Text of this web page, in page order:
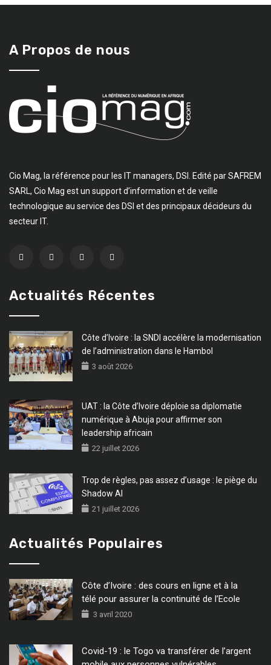
A Propos de nous
Cio Mag, la référence pour les IT managers, DSI. Edité par SAFREM
SARL, Cio Mag est un support d’information et de veille
technologique au service des DSI et des principaux décideurs du
secteur IT.
Actualités Récentes
Côte d’Ivoire : la SNDI accélère la modernisation
de l’administration dans le Hambol
3 août 2026
UAT : la Côte d’Ivoire déploie sa diplomatie
numérique à Abuja pour affirmer son
leadership africain
22 juillet 2026
Trop de règles, pas assez d’usage : le piège du
Shadow AI
21 juillet 2026
Actualités Populaires
Côte d’Ivoire : des cours en ligne et à la
télé pour assurer la continuité de l’Ecole
3 avril 2020
Covid-19 : le Togo va transférer de l’argent